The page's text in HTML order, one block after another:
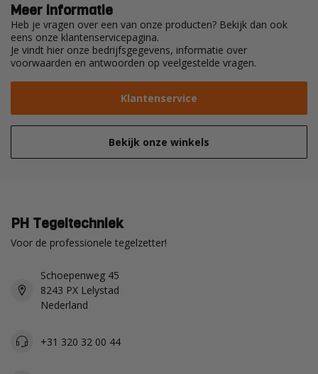
Meer informatie
Heb je vragen over een van onze producten? Bekijk dan ook
eens onze klantenservicepagina.
Je vindt hier onze bedrijfsgegevens, informatie over
voorwaarden en antwoorden op veelgestelde vragen.
Klantenservice
Bekijk onze winkels
PH Tegeltechniek
Voor de professionele tegelzetter!
Schoepenweg 45
8243 PX Lelystad
Nederland
+31 320 32 00 44